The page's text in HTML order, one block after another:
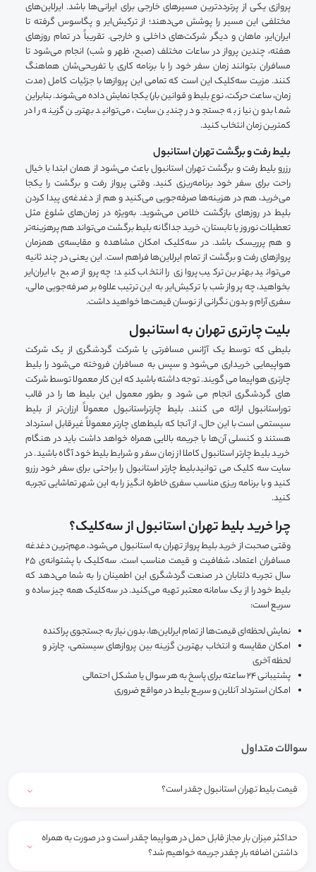
پروازی یکی از پرترددترین مسیرهای خارجی برای ایرانی‌ها باشد. ایرلاین‌های
مختلفی این مسیر را پوشش می‌دهند؛ از ترکیش‌ایر و پگاسوس گرفته تا
ایران‌ایر، ماهان و دیگر شرکت‌های داخلی و خارجی. تقریباً در تمام روزهای
هفته، چندین پرواز در ساعات مختلف (صبح، ظهر و شب) انجام می‌شود تا
مسافران بتوانند زمان سفر خود را با برنامه کاری یا تفریحی‌شان هماهنگ
کنند. مزیت سه‌کلیک این است که تمامی این پروازها با جزئیات کامل (مدت
زمان، ساعت حرکت، نوع بلیط و قوانین بار) یکجا نمایش داده می‌شوند. بنابراین
شما بدون نیاز به جستجو در چندین سایت، می‌توانید بهترین گزینه را در
کمترین زمان انتخاب کنید.
بلیط رفت و برگشت تهران استانبول
رزرو بلیط رفت و برگشت تهران استانبول باعث می‌شود از همان ابتدا با خیال
راحت برای سفر خود برنامه‌ریزی کنید. وقتی پرواز رفت و برگشت را یکجا
می‌خرید، هم در هزینه‌ها صرفه‌جویی می‌کنید و هم از دغدغه‌ی پیدا کردن
بلیط در روزهای بازگشت خلاص می‌شوید. به‌ویژه در زمان‌های شلوغ مثل
تعطیلات نوروز یا تابستان، خرید جداگانه بلیط برگشت می‌تواند هم پرهزینه‌تر
و هم پرریسک باشد. در سه‌کلیک امکان مشاهده و مقایسه‌ی همزمان
پروازهای رفت و برگشت از تمام ایرلاین‌ها فراهم است. این یعنی در چند ثانیه
می‌توانید بهترین ترکیب پروازی را انتخاب کنید؛ چه پرواز صبح با ایران‌ایر
بخواهید، چه پرواز شب با ترکیش‌ایر. به این ترتیب علاوه بر صرفه‌جویی مالی،
سفری آرام و بدون نگرانی از نوسان قیمت‌ها خواهید داشت.
بلیت چارتری تهران به استانبول
بلیطی که توسط یک آژانس مسافرتی یا شرکت گردشگری از یک شرکت
هواپیمایی خریداری می‌شود و سپس به مسافران فروخته می‌شود را بلیط
چارتری هواپیما می گویند. توجه داشته باشید که این کار معمولا توسط شرکت
های گردشگری انجام می شود و بطور معمول این بلیط ها را در قالب
توراستانبول ارائه می کنند. بلیط‌ چارتراستانبول معمولاً ارزان‌تر از بلیط‌
سیستمی است با این حال، از آنجا که بلیط‌های چارتر معمولاً غیرقابل استرداد
هستند و کنسلی آن‌ها با جریمه بالایی همراه خواهد داشت باید در هنگام
خرید بلیط چارتر استانبول کاملا از زمان سفر و شرایط بلیط خود آگاه باشید. در
سایت سه کلیک می توانیدبلیط‌ چارتر استانبول را براحتی برای سفر خود رزرو
کنید و با برنامه ریزی مناسب سفری خاطره انگیز را به این شهر تماشایی تجربه
کنید.
چرا خرید بلیط تهران استانبول از سه‌کلیک؟
وقتی صحبت از خرید بلیط پرواز تهران به استانبول می‌شود، مهم‌ترین دغدغه
مسافران اعتماد، شفافیت و قیمت مناسب است. سه‌کلیک با پشتوانه‌ی ۲۵
سال تجربه دلتابان در صنعت گردشگری این اطمینان را به شما می‌دهد که
بلیط خود را از یک سامانه معتبر تهیه می‌کنید. در سه‌کلیک همه چیز ساده و
سریع است:
نمایش لحظه‌ای قیمت‌ها از تمام ایرلاین‌ها، بدون نیاز به جستجوی پراکنده
امکان مقایسه و انتخاب بهترین گزینه بین پروازهای سیستمی، چارتر و
لحظه آخری
پشتیبانی ۲۴ ساعته برای پاسخ به هر سوال یا مشکل احتمالی
امکان استرداد آنلاین و سریع بلیط در مواقع ضروری
سوالات متداول
قیمت بلیط تهران استانبول چقدر است؟
حداکثر میزان بار مجاز قابل حمل در هواپیما چقدر است و در صورت به همراه
داشتن اضافه بار چقدر جریمه خواهیم شد؟